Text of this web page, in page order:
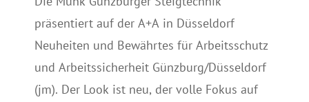
präsentiert auf der A+A in Düsseldorf
Neuheiten und Bewährtes für Arbeitsschutz
und Arbeitssicherheit Günzburg/Düsseldorf
(jm). Der Look ist neu, der volle Fokus auf